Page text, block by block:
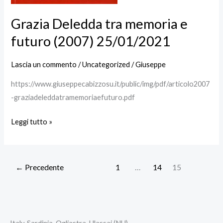
Grazia Deledda tra memoria e
futuro (2007) 25/01/2021
Lascia un commento /Uncategorized /Giuseppe
https://www.giuseppecabizzosu.it/public/img/pdf/articolo2007
-graziadeleddatramemoriaefuturo.pdf
Leggi tutto »
← Precedente 1 … 14 15